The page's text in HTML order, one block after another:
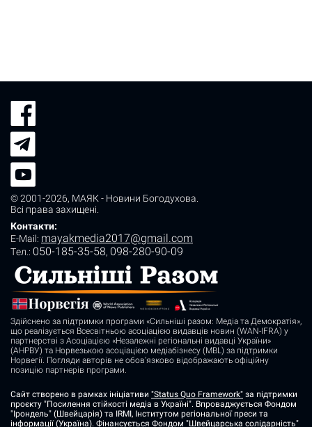
© 2001-2026, МАЯК - Новини Богодухова.
Всі права захищені.
Контакти:
E-Mail: mayakmedia2017@gmail.com
Tел.: 050-185-35-58, 098-280-90-09
Здійснено за підтримки програми «Сильніші разом: Медіа та Демократія»,
що реалізується Всесвітньою асоціацією видавців новин (WAN-IFRA) у
партнерстві з Асоціацією «Незалежні регіональні видавці України»
(АНРВУ) та Норвезькою асоціацією медіабізнесу (MBL) за підтримки
Норвегії. Погляди авторів не обов’язково відображають офіційну
позицію партнерів програми.
Сайт створено в рамках ініціативи "Status Quo Framework" за підтримки
проєкту "Посилення стійкості медіа в Україні". Впроваджується Фондом
"Ірондель" (Швейцарія) та IRMI, Інститутом регіональної преси та
інформації (Україна). Фінансується Фондом "Швейцарська солідарність"